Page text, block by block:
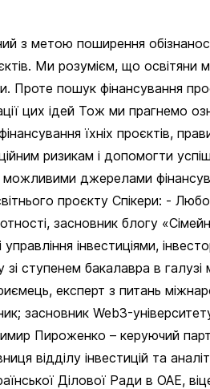
з метою поширення
Ми розумієм, що освітяни
Проте пошук фінансування
цих ідей Тож ми прагнемо
їхніх проєктів,
ризикам і допомогти
джерелами
проєкту Спікери: -
засновник блогу
управління інвестиціями,
зі ступенем бакалавра в
експерт з питань
засновник Web3-
Пироженко – керуючий
відділу інвестицій та
Ділової Ради в ОАЕ,